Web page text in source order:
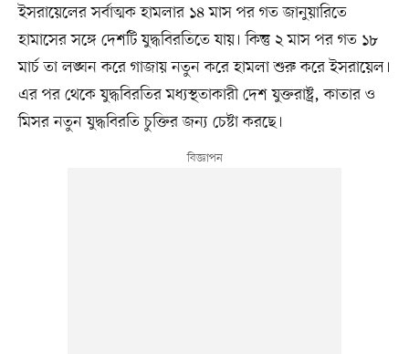
ইসরায়েলের সর্বাত্মক হামলার ১৪ মাস পর গত জানুয়ারিতে
হামাসের সঙ্গে দেশটি যুদ্ধবিরতিতে যায়। কিন্তু ২ মাস পর গত ১৮
মার্চ তা লঙ্ঘন করে গাজায় নতুন করে হামলা শুরু করে ইসরায়েল।
এর পর থেকে যুদ্ধবিরতির মধ্যস্থতাকারী দেশ যুক্তরাষ্ট্র, কাতার ও
মিসর নতুন যুদ্ধবিরতি চুক্তির জন্য চেষ্টা করছে।